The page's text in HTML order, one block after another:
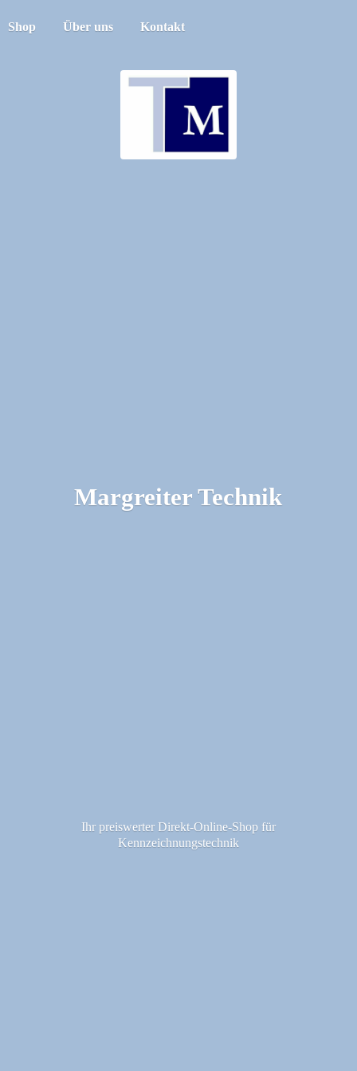
Shop Über uns Kontakt
Margreiter Technik
Ihr preiswerter Direkt-Online-Shop für
Kennzeichnungstechnik